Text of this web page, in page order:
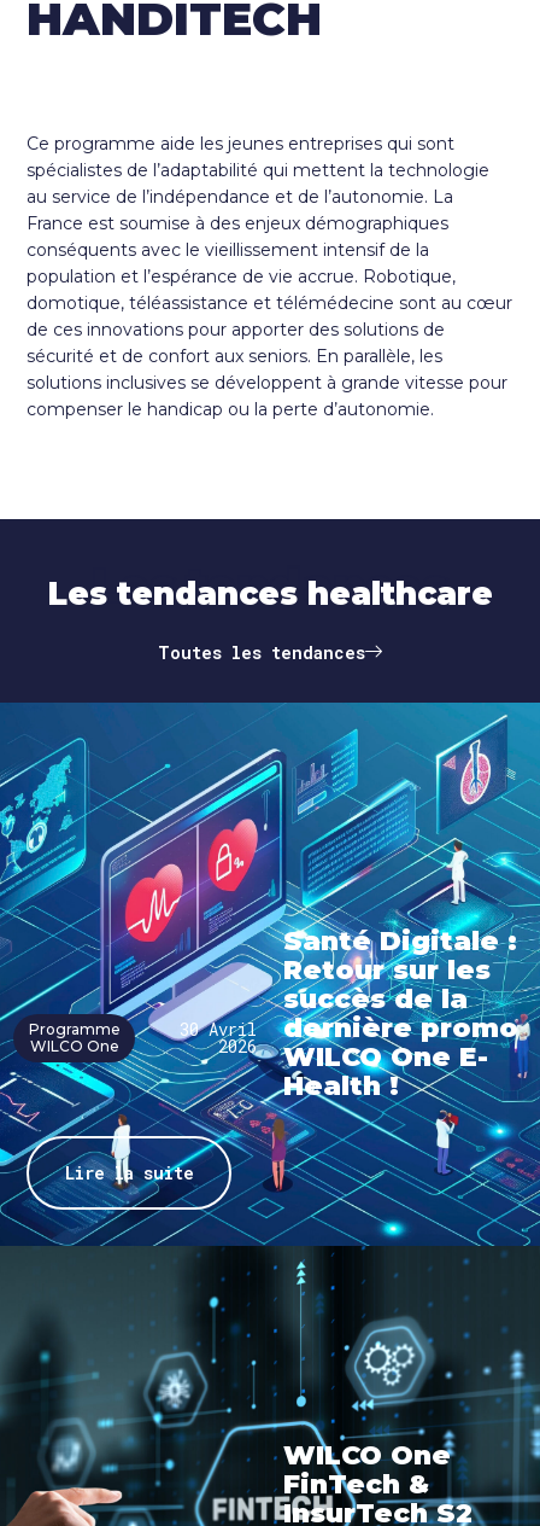
HANDITECH
Ce programme aide les jeunes entreprises qui sont
spécialistes de l’adaptabilité qui mettent la technologie
au service de l’indépendance et de l’autonomie. La
France est soumise à des enjeux démographiques
conséquents avec le vieillissement intensif de la
population et l’espérance de vie accrue. Robotique,
domotique, téléassistance et télémédecine sont au cœur
de ces innovations pour apporter des solutions de
sécurité et de confort aux seniors. En parallèle, les
solutions inclusives se développent à grande vitesse pour
compenser le handicap ou la perte d’autonomie.
Les tendances
Les tendances healthcare
Toutes les tendances
Programme
WILCO One
30 Avril
2026
Santé Digitale :
Retour sur les
succès de la
dernière promo
WILCO One E-
Health !
Lire la suite
WILCO One
FinTech &
InsurTech S2